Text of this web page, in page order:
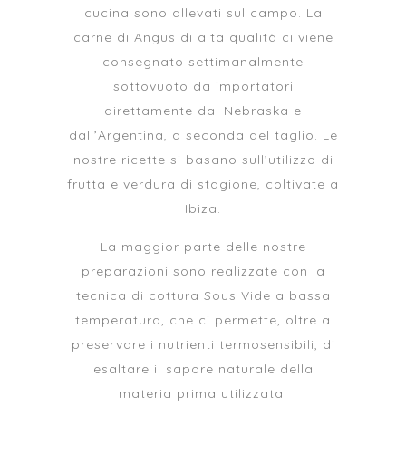
cucina sono allevati sul campo. La
carne di Angus di alta qualità ci viene
consegnato settimanalmente
sottovuoto da importatori
direttamente dal Nebraska e
dall’Argentina, a seconda del taglio. Le
nostre ricette si basano sull’utilizzo di
frutta e verdura di stagione, coltivate a
Ibiza.
La maggior parte delle nostre
preparazioni sono realizzate con la
tecnica di cottura Sous Vide a bassa
temperatura, che ci permette, oltre a
preservare i nutrienti termosensibili, di
esaltare il sapore naturale della
materia prima utilizzata.